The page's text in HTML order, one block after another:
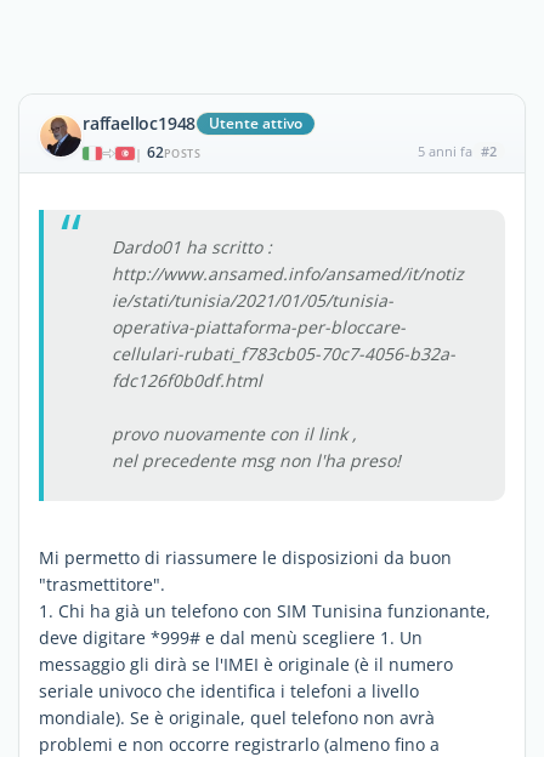
raffaelloc1948 Utente attivo
| 62POSTS 5 anni fa #2
Dardo01 ha scritto :
http://www.ansamed.info/ansamed/it/notiz
ie/stati/tunisia/2021/01/05/tunisia-
operativa-piattaforma-per-bloccare-
cellulari-rubati_f783cb05-70c7-4056-b32a-
fdc126f0b0df.html
provo nuovamente con il link ,
nel precedente msg non l'ha preso!
Mi permetto di riassumere le disposizioni da buon
"trasmettitore".
1. Chi ha già un telefono con SIM Tunisina funzionante,
deve digitare *999# e dal menù scegliere 1. Un
messaggio gli dirà se l'IMEI è originale (è il numero
seriale univoco che identifica i telefoni a livello
mondiale). Se è originale, quel telefono non avrà
problemi e non occorre registrarlo (almeno fino a